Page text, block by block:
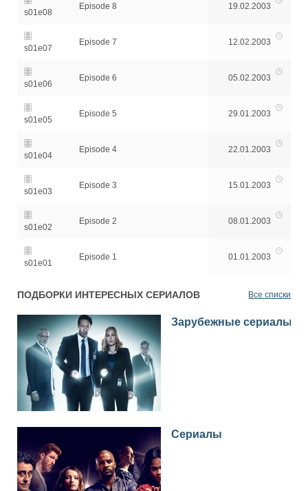
s01e08
Episode 8 19.02.2003
s01e07
Episode 7 12.02.2003
s01e06
Episode 6 05.02.2003
s01e05
Episode 5 29.01.2003
s01e04
Episode 4 22.01.2003
s01e03
Episode 3 15.01.2003
s01e02
Episode 2 08.01.2003
s01e01
Episode 1 01.01.2003
ПОДБОРКИ ИНТЕРЕСНЫХ СЕРИАЛОВ Все списки
Зарубежные сериалы
Сериалы